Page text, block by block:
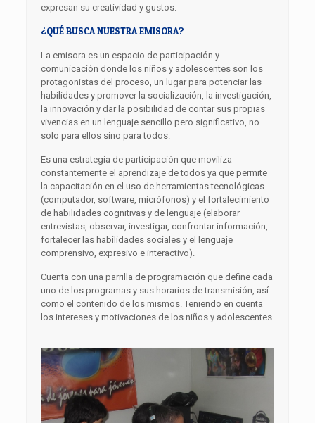
expresan su creatividad y gustos.
¿QUÉ BUSCA NUESTRA EMISORA?
La emisora es un espacio de participación y
comunicación donde los niños y adolescentes son los
protagonistas del proceso, un lugar para potenciar las
habilidades y promover la socialización, la investigación,
la innovación y dar la posibilidad de contar sus propias
vivencias en un lenguaje sencillo pero significativo, no
solo para ellos sino para todos.
Es una estrategia de participación que moviliza
constantemente el aprendizaje de todos ya que permite
la capacitación en el uso de herramientas tecnológicas
(computador, software, micrófonos) y el fortalecimiento
de habilidades cognitivas y de lenguaje (elaborar
entrevistas, observar, investigar, confrontar información,
fortalecer las habilidades sociales y el lenguaje
comprensivo, expresivo e interactivo).
Cuenta con una parrilla de programación que define cada
uno de los programas y sus horarios de transmisión, así
como el contenido de los mismos. Teniendo en cuenta
los intereses y motivaciones de los niños y adolescentes.